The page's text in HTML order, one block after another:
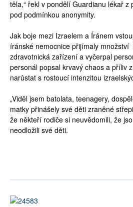
těla,“ řekl v pondělí Guardianu lékař z
pod podmínkou anonymity.
Jak boje mezi Izraelem a Íránem
íránské nemocnice přijímaly
zdravotnická zařízení a vyčerpal
personál popsal krvavý chaos a příliv
narůstat s rostoucí intenzitou
„Viděl jsem batolata, teenagery,
matky přinášely své děti zraněné
že někteří rodiče si neuvědomili, že
neodložili své děti.